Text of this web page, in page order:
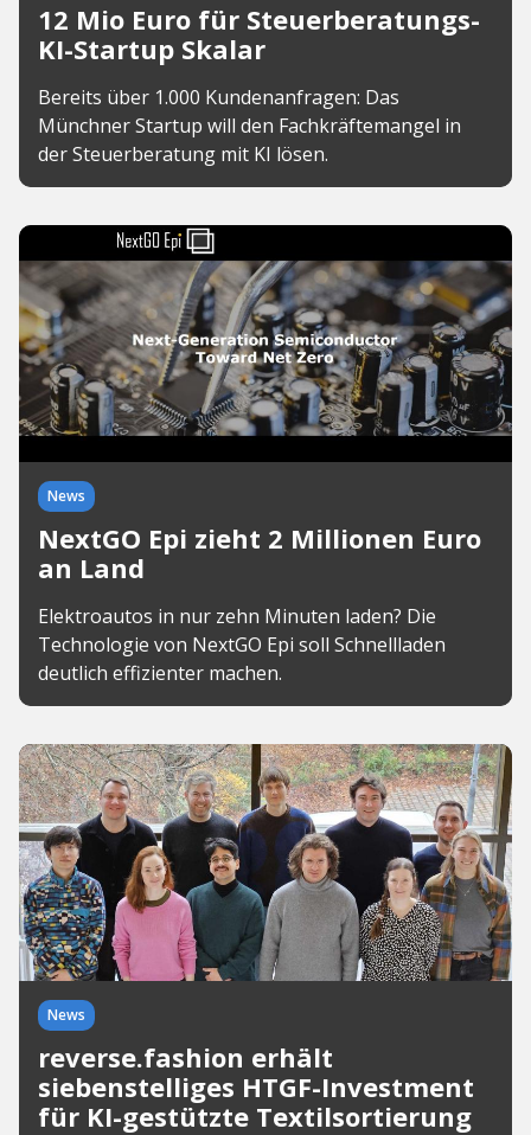
12 Mio Euro für Steuerberatungs-
KI-Startup Skalar
Bereits über 1.000 Kundenanfragen: Das
Münchner Startup will den Fachkräftemangel in
der Steuerberatung mit KI lösen.
News
NextGO Epi zieht 2 Millionen Euro
an Land
Elektroautos in nur zehn Minuten laden? Die
Technologie von NextGO Epi soll Schnellladen
deutlich effizienter machen.
News
reverse.fashion erhält
siebenstelliges HTGF-Investment
für KI-gestützte Textilsortierung